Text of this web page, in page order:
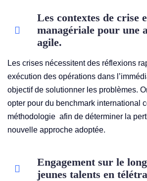
Les contextes de crise
managériale pour une
agile.
Les crises nécessitent des réflexions
exécution des opérations dans
objectif de solutionner les problèmes.
opter pour du benchmark international
méthodologie afin de déterminer la
nouvelle approche adoptée.
Engagement sur le
jeunes talents en